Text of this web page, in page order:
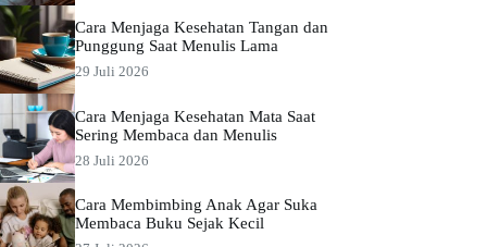
Cara Menjaga Kesehatan Tangan dan
Punggung Saat Menulis Lama
29 Juli 2026
Cara Menjaga Kesehatan Mata Saat
Sering Membaca dan Menulis
28 Juli 2026
Cara Membimbing Anak Agar Suka
Membaca Buku Sejak Kecil